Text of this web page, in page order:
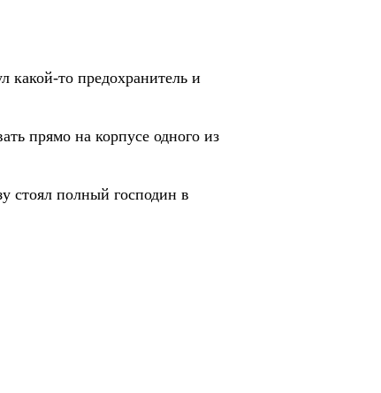
то предохранитель и
прямо на корпусе одного из
стоял полный господин в